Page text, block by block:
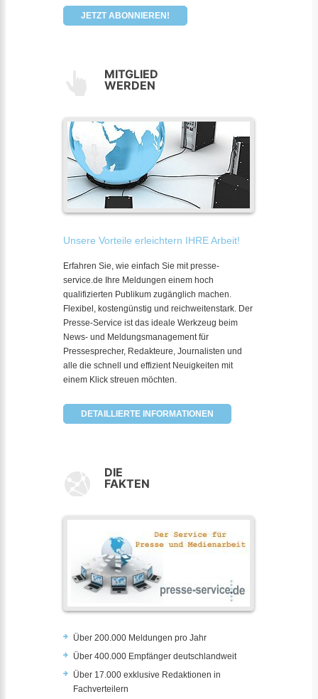
JETZT ABONNIEREN!
MITGLIED
WERDEN
Unsere Vorteile erleichtern IHRE Arbeit!
Erfahren Sie, wie einfach Sie mit presse-
service.de Ihre Meldungen einem hoch
qualifizierten Publikum zugänglich machen.
Flexibel, kostengünstig und reichweitenstark. Der
Presse-Service ist das ideale Werkzeug beim
News- und Meldungsmanagement für
Pressesprecher, Redakteure, Journalisten und
alle die schnell und effizient Neuigkeiten mit
einem Klick streuen möchten.
DETAILLIERTE INFORMATIONEN
DIE
FAKTEN
Über 200.000 Meldungen pro Jahr
Über 400.000 Empfänger deutschlandweit
Über 17.000 exklusive Redaktionen in
Fachverteilern